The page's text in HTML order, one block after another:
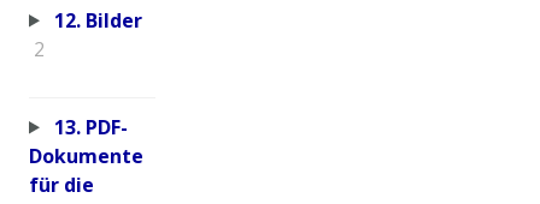
12. Bilder
2
13. PDF-
Dokumente
für die